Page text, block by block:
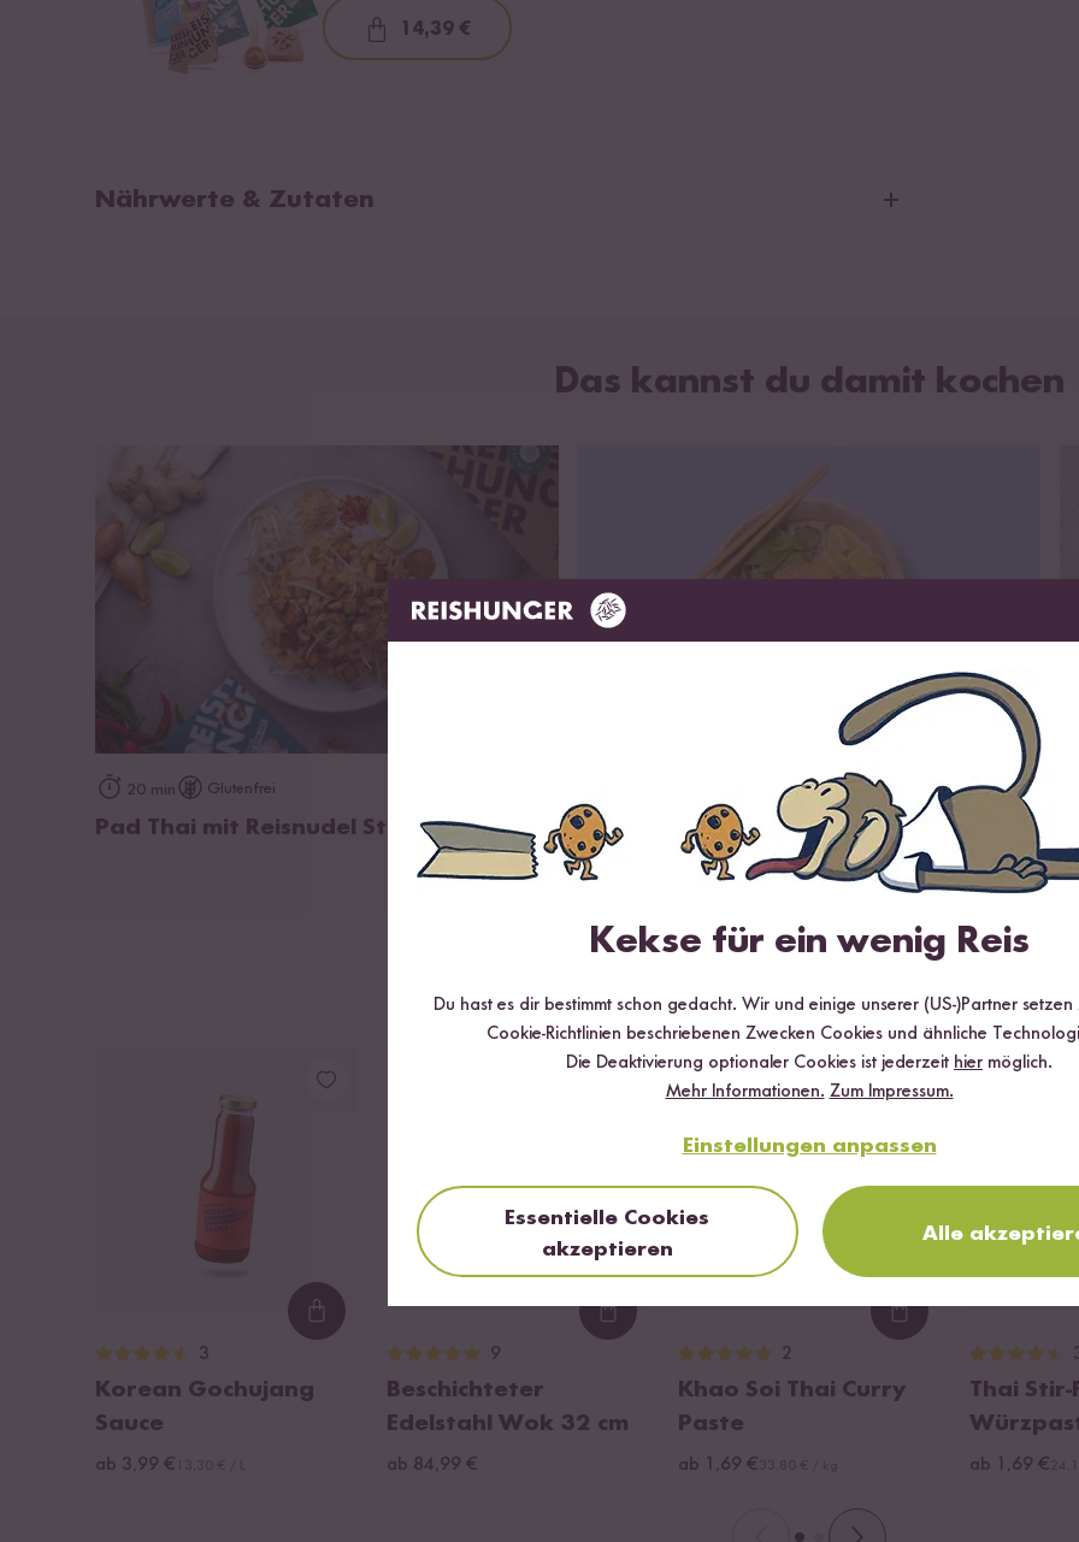
Loading...
14,39 €
Nährwerte & Zutaten
davon gesättigte Fettsäuren 0,3 g
Kohlenhydrate
0,63 g
Das kannst du damit kochen
20 min Glutenfrei
Pad Thai mit Reisnudel Sticks
zum Rezept
Vegane Pho Suppe
Loading...
3
Korean Gochujang
Sauce
ab 3,99 €
Loading...
9
Beschichteter
Edelstahl Wok 32 cm
ab 84,99 €
Loading...
2
Khao Soi Thai Curry
Paste
ab 1,69 €
Thai Stir-
ab 1,69 €
Kekse für ein wenig Reis
Du hast es dir bestimmt schon gedacht. Wir und einige unserer (US-)Partner
Cookie-Richtlinien beschriebenen Zwecken Cookies und ähnliche
Die Deaktivierung optionaler Cookies ist jederzeit hier möglich.
Mehr Informationen. Zum Impressum.
Einstellungen anpassen
Essentielle Cookies
akzeptieren
Alle